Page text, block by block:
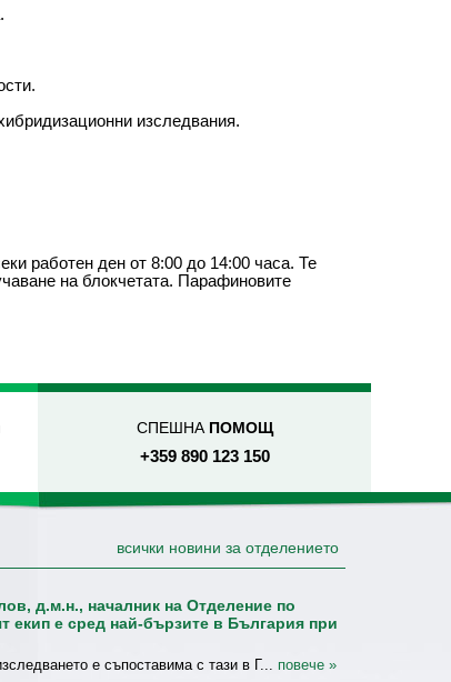
изследвания.
работен ден от 8:00 до 14:00 часа. Те
на блокчетата. Парафиновите
СПЕШНА ПОМОЩ
+359 890 123 150
всички новини за отделението
д.м.н., началник на Отделение по
екип е сред най-бързите в България при
е съпоставима с тази в Г... повече »